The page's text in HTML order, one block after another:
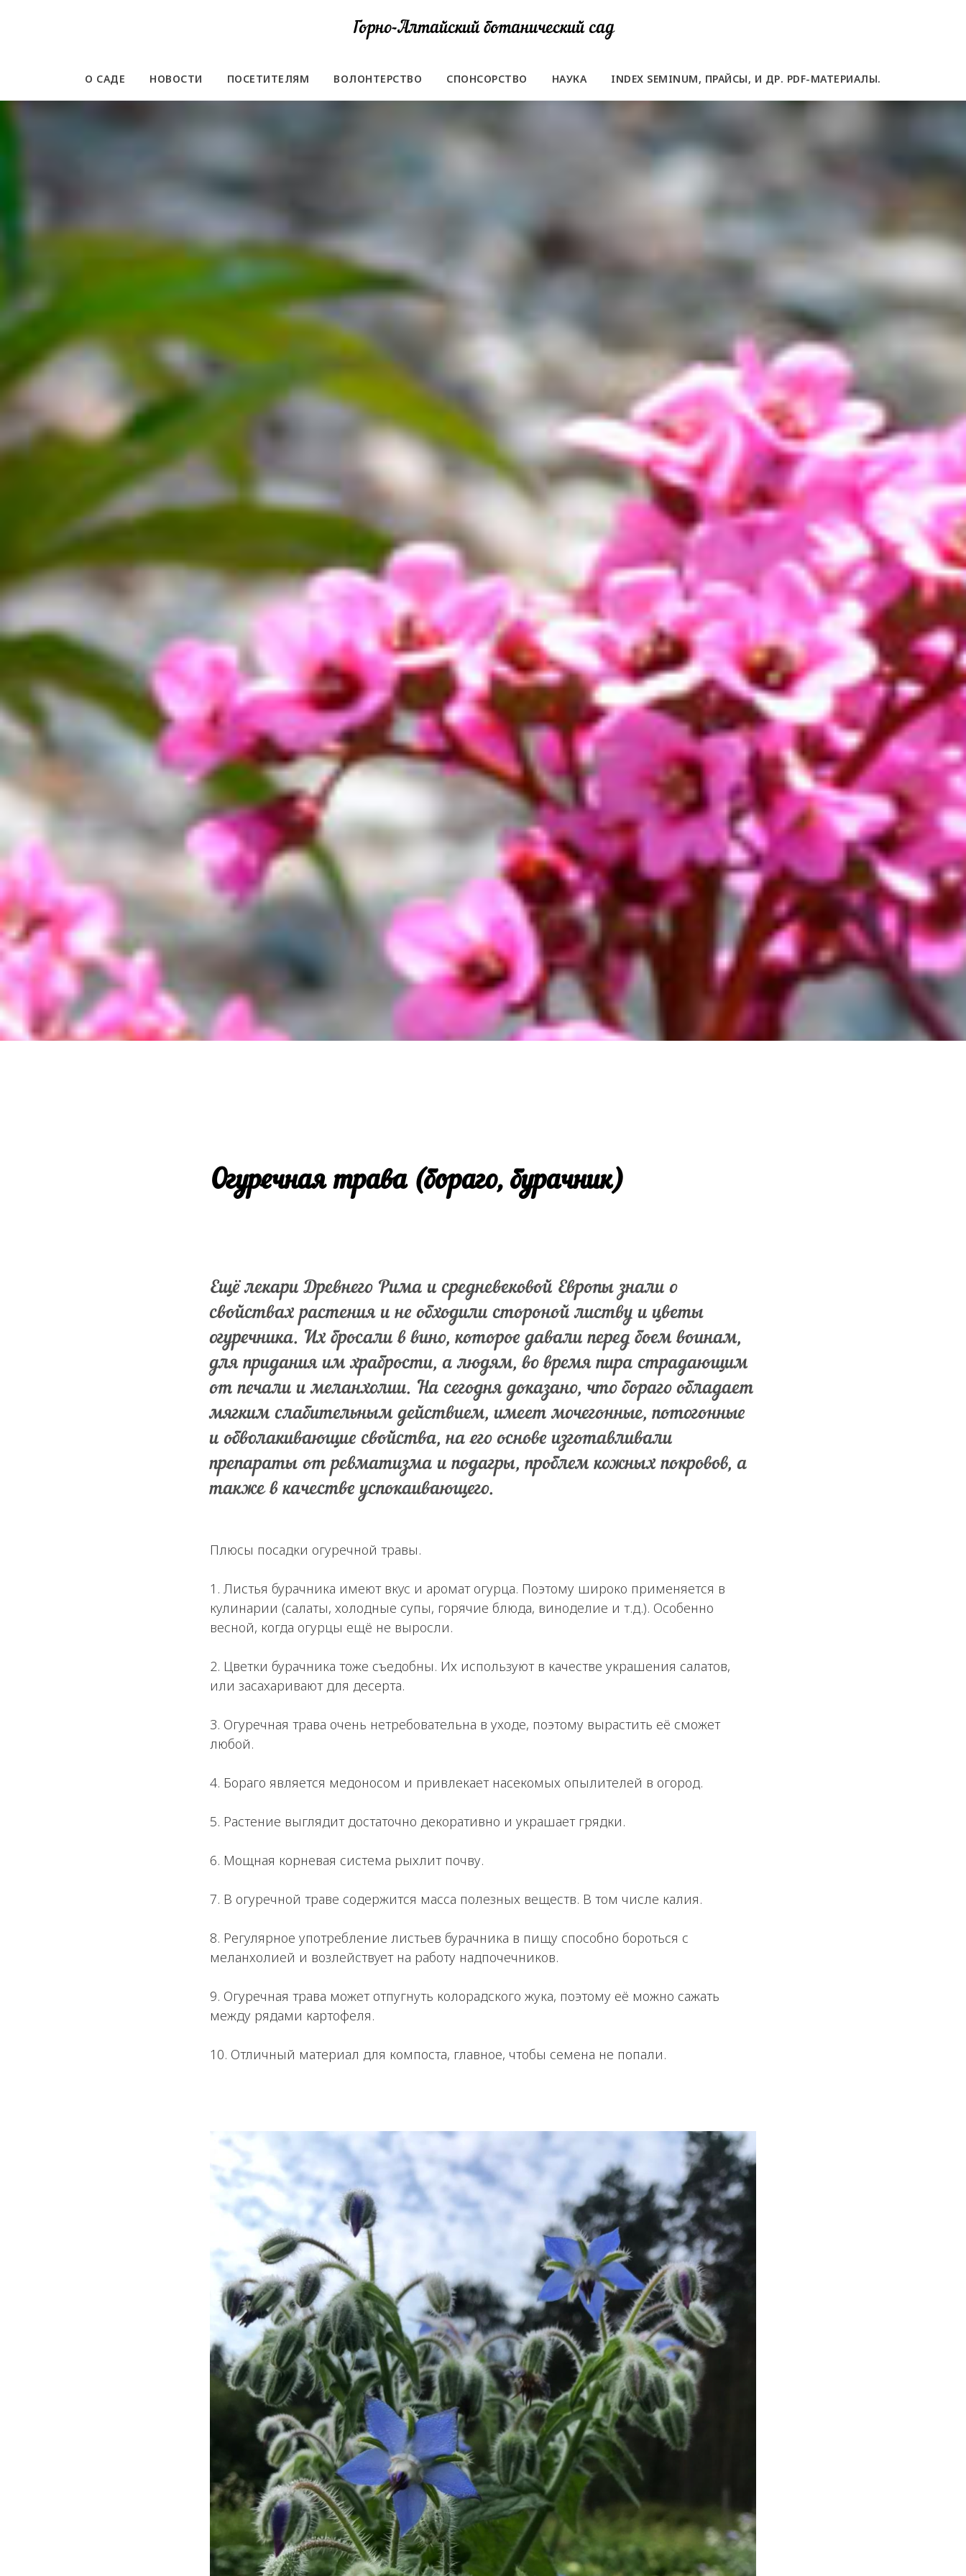
Горно-Алтайский ботанический сад
О САДЕ НОВОСТИ ПОСЕТИТЕЛЯМ ВОЛОНТЕРСТВО СПОНСОРСТВО НАУКА INDEX SEMINUM, ПРАЙСЫ, И ДР. PDF-МАТЕРИАЛЫ.
Огуречная трава (бораго, бурачник)
Ещё лекари Древнего Рима и средневековой Европы знали о
свойствах растения и не обходили стороной листву и цветы
огуречника. Их бросали в вино, которое давали перед боем воинам,
для придания им храбрости, а людям, во время пира страдающим
от печали и меланхолии. На сегодня доказано, что бораго обладает
мягким слабительным действием, имеет мочегонные, потогонные
и обволакивающие свойства, на его основе изготавливали
препараты от ревматизма и подагры, проблем кожных покровов, а
также в качестве успокаивающего.
Плюсы посадки огуречной травы.
1. Листья бурачника имеют вкус и аромат огурца. Поэтому широко применяется в
кулинарии (салаты, холодные супы, горячие блюда, виноделие и т.д.). Особенно
весной, когда огурцы ещё не выросли.
2. Цветки бурачника тоже съедобны. Их используют в качестве украшения салатов,
или засахаривают для десерта.
3. Огуречная трава очень нетребовательна в уходе, поэтому вырастить её сможет
любой.
4. Бораго является медоносом и привлекает насекомых опылителей в огород.
5. Растение выглядит достаточно декоративно и украшает грядки.
6. Мощная корневая система рыхлит почву.
7. В огуречной траве содержится масса полезных веществ. В том числе калия.
8. Регулярное употребление листьев бурачника в пищу способно бороться с
меланхолией и возлействует на работу надпочечников.
9. Огуречная трава может отпугнуть колорадского жука, поэтому её можно сажать
между рядами картофеля.
10. Отличный материал для компоста, главное, чтобы семена не попали.